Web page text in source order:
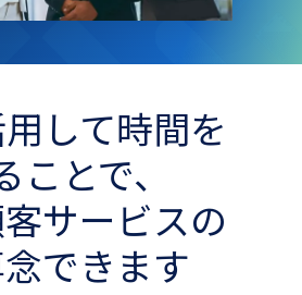
して​時間を​
とで、​
サービスの​
できます